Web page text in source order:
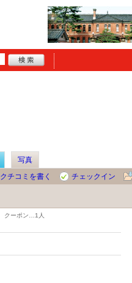
写真
クチコミを書く
チェックイン
クーポン… 1人